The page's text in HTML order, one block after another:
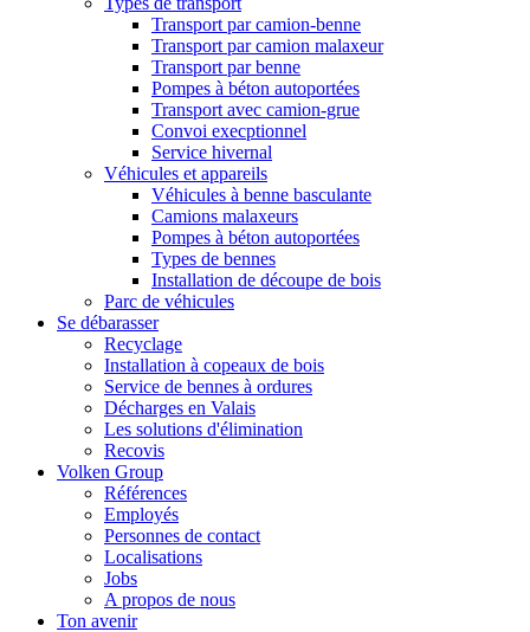
Transport par camion-benne
Transport par camion malaxeur
Transport par benne
Pompes à béton autoportées
Transport avec camion-grue
Convoi execptionnel
Service hivernal
Véhicules et appareils
Véhicules à benne basculante
Camions malaxeurs
Pompes à béton autoportées
Types de bennes
Installation de découpe de bois
Parc de véhicules
Se débarasser
Recyclage
Installation à copeaux de bois
Service de bennes à ordures
Décharges en Valais
Les solutions d'élimination
Recovis
Volken Group
Références
Employés
Personnes de contact
Localisations
Jobs
A propos de nous
Ton avenir